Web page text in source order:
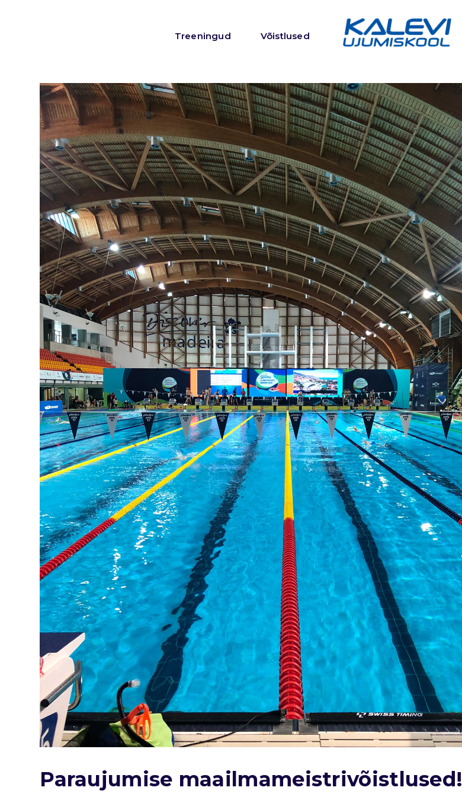
Treeningud Võistlused
Paraujumise maailmameistrivõistlused!